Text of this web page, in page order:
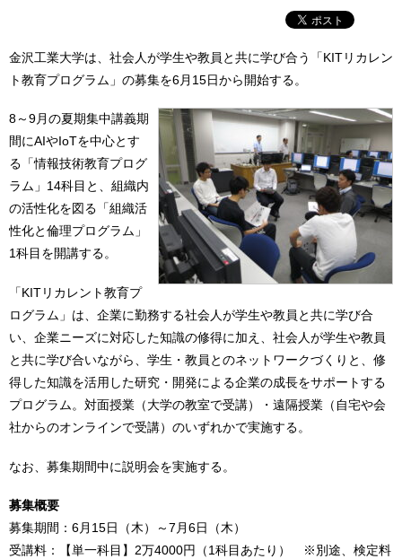
金沢工業大学は、社会人が学生や教員と共に学び合う「KITリカレン
ト教育プログラム」の募集を6月15日から開始する。
8～9月の夏期集中講義期
間にAIやIoTを中心とす
る「情報技術教育プログ
ラム」14科目と、組織内
の活性化を図る「組織活
性化と倫理プログラム」
1科目を開講する。
「KITリカレント教育プ
ログラム」は、企業に勤務する社会人が学生や教員と共に学び合
い、企業ニーズに対応した知識の修得に加え、社会人が学生や教員
と共に学び合いながら、学生・教員とのネットワークづくりと、修
得した知識を活用した研究・開発による企業の成長をサポートする
プログラム。対面授業（大学の教室で受講）・遠隔授業（自宅や会
社からのオンラインで受講）のいずれかで実施する。
なお、募集期間中に説明会を実施する。
募集概要
募集期間：6月15日（木）～7月6日（木）
受講料：【単一科目】2万4000円（1科目あたり） ※別途、検定料